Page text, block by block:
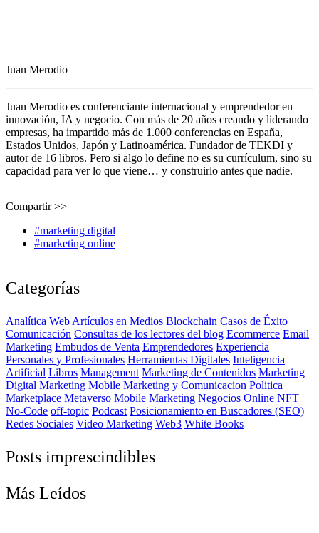
Juan Merodio
Juan Merodio es conferenciante internacional y emprendedor en
innovación, IA y negocio. Con más de 20 años creando y liderando
empresas, ha impartido más de 1.000 conferencias en España,
Estados Unidos, Japón y Latinoamérica. Fundador de TEKDI y
autor de 16 libros. Pero si algo lo define no es su currículum, sino su
capacidad para ver lo que viene… y construirlo antes que nadie.
Compartir >>
#marketing digital
#marketing online
Categorías
Analítica Web Artículos en Medios Blockchain Casos de Éxito
Comunicación Consultas de los lectores del blog Ecommerce Email
Marketing Embudos de Venta Emprendedores Experiencia
Personales y Profesionales Herramientas Digitales Inteligencia
Artificial Libros Management Marketing de Contenidos Marketing
Digital Marketing Mobile Marketing y Comunicacion Politica
Marketplace Metaverso Mobile Marketing Negocios Online NFT
No-Code off-topic Podcast Posicionamiento en Buscadores (SEO)
Redes Sociales Video Marketing Web3 White Books
Posts imprescindibles
Más Leídos